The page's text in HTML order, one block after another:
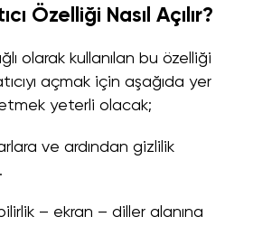
Özelliği Nasıl Açılır?
olarak kullanılan bu özelliği
açmak için aşağıda yer
yeterli olacak;
ve ardından gizlilik
– ekran – diller alanına